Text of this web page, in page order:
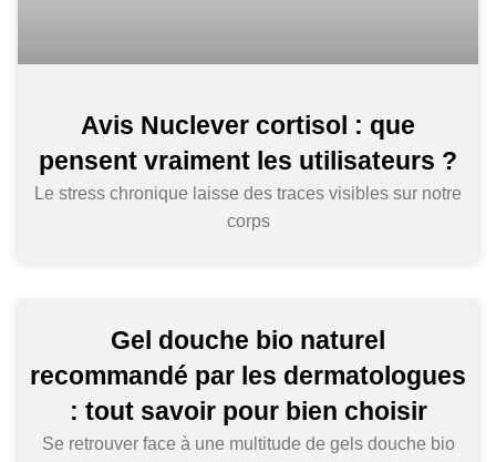
Avis Nuclever cortisol : que
pensent vraiment les utilisateurs ?
Le stress chronique laisse des traces visibles sur notre
corps
Gel douche bio naturel
recommandé par les dermatologues
: tout savoir pour bien choisir
Se retrouver face à une multitude de gels douche bio